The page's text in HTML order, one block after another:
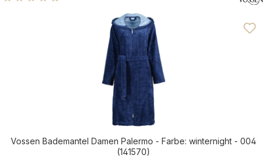
Durchschnittliche Bewertung von 4.96 von 5 Sternen
Vossen Bademantel Damen Palermo - Farbe: winternight - 004
(141570)